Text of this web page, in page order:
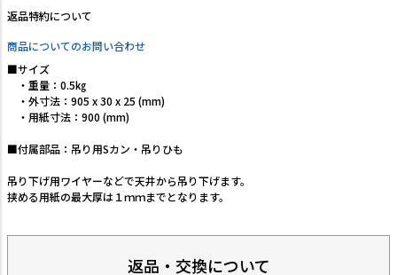
返品特約について
商品についてのお問い合わせ
■サイズ
・重量：0.5㎏
・外寸法：905 x 30 x 25 (mm)
・用紙寸法：900 (mm)
■付属部品：吊り用Sカン・吊りひも
吊り下げ用ワイヤーなどで天井から吊り下げます。
挟める用紙の最大厚は１ｍｍまでとなります。
返品・交換について